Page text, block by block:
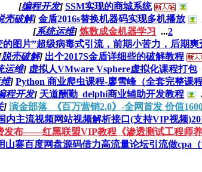
[编程开发] SSM实现的商城系统
壳破解] 金盾2016s替换机器码实现多机播放
[系统运维] 炼数成金机器学习 ...2
的图片”超级病毒式引流，前期小苦力，后期爽
脱壳破解] 出个2017S金盾详细些的破解教程
运维] 虚拟人VMware Vsphere虚拟化课程打包
] Python 商业爬虫课程-廖雪峰（全套完整课程
程开发] 天道酬勤_delphi商业辅助开发教程
] 演金部落_《百万营销2.0》-全网首发 价值
内主流视频网站视频解析接口(支持VIP视频
发布——红黑联盟VIP教程《渗透测试工程师养
山寨百度网盘源码借力高流量论坛引流做cpa（